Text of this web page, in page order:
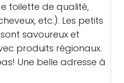
toilette de qualité,
etc.). Les petits
savoureux et
produits régionaux.
Une belle adresse à